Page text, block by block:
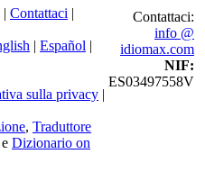
| Contattaci |
| Español |
sulla privacy |
, Traduttore
e Dizionario on
Contattaci:
info @
idiomax.com
NIF:
ES03497558V